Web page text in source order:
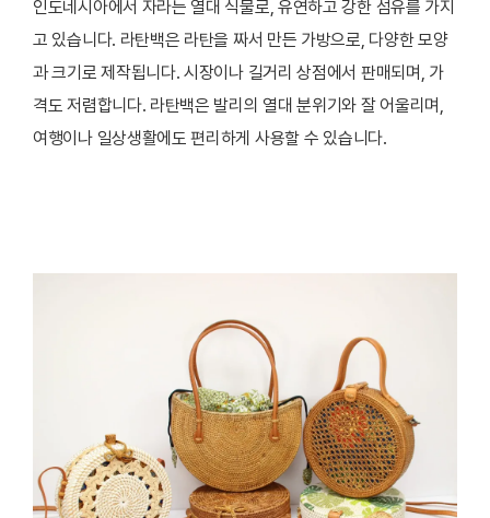
인도네시아에서 자라는 열대 식물로, 유연하고 강한 섬유를 가지
고 있습니다. 라탄백은 라탄을 짜서 만든 가방으로, 다양한 모양
과 크기로 제작됩니다. 시장이나 길거리 상점에서 판매되며, 가
격도 저렴합니다. 라탄백은 발리의 열대 분위기와 잘 어울리며,
여행이나 일상생활에도 편리하게 사용할 수 있습니다.